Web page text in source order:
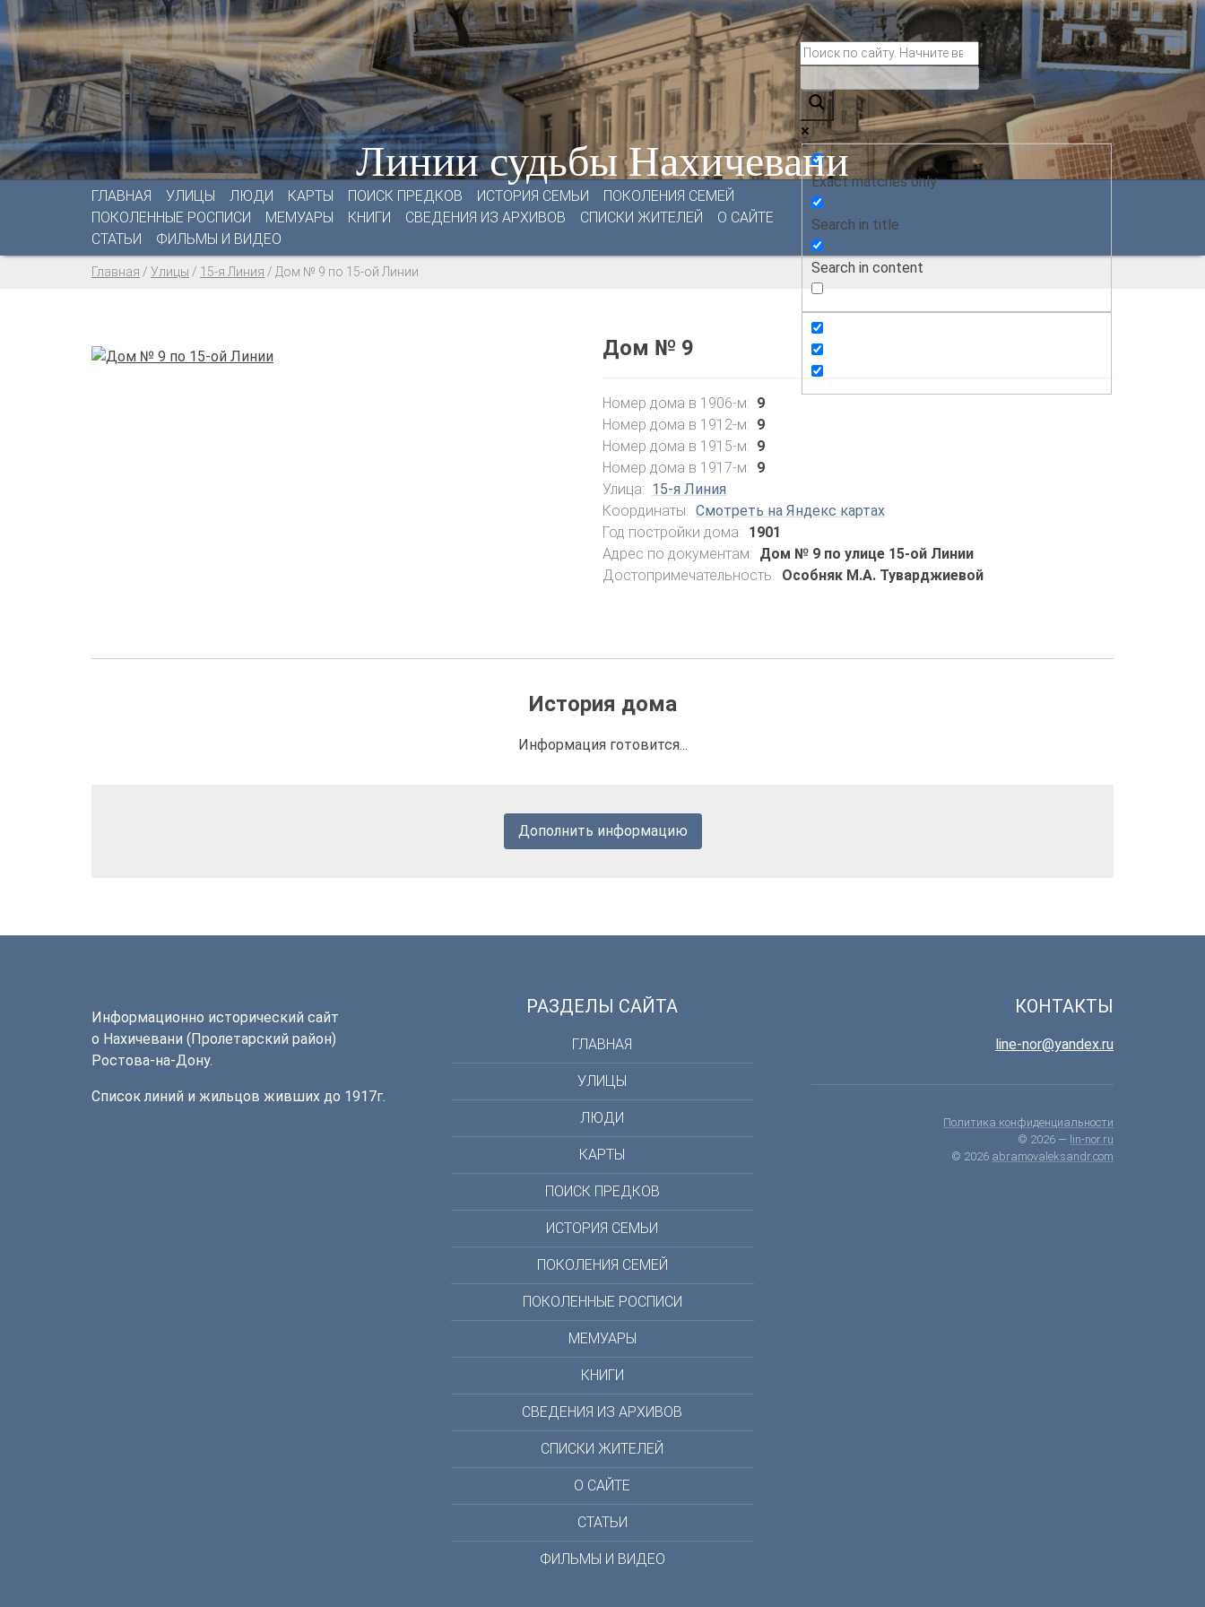
Линии судьбы Нахичевани
ГЛАВНАЯ УЛИЦЫ ЛЮДИ КАРТЫ ПОИСК ПРЕДКОВ ИСТОРИЯ СЕМЬИ
ПОКОЛЕНИЯ СЕМЕЙ
ПОКОЛЕННЫЕ РОСПИСИ
МЕМУАРЫ КНИГИ СВЕДЕНИЯ ИЗ АРХИВОВ СПИСКИ ЖИТЕЛЕЙ
О САЙТЕ
СТАТЬИ
ФИЛЬМЫ И ВИДЕО
Exact matches only
Search in title
Search in content
Главная / Улицы / 15-я Линия / Дом № 9 по 15-ой Линии
Дом № 9
Номер дома в 1906-м: 9
Номер дома в 1912-м: 9
Номер дома в 1915-м: 9
Номер дома в 1917-м: 9
Улица: 15-я Линия
Координаты: Смотреть на Яндекс картах
Год постройки дома: 1901
Адрес по документам: Дом № 9 по улице 15-ой Линии
Достопримечательность: Особняк М.А. Туварджиевой
История дома
Информация готовится...
Дополнить информацию
Информационно исторический сайт
о Нахичевани (Пролетарский район)
Ростова-на-Дону.
Список линий и жильцов живших до 1917г.
РАЗДЕЛЫ САЙТА
ГЛАВНАЯ
УЛИЦЫ
ЛЮДИ
КАРТЫ
ПОИСК ПРЕДКОВ
ИСТОРИЯ СЕМЬИ
ПОКОЛЕНИЯ СЕМЕЙ
ПОКОЛЕННЫЕ РОСПИСИ
МЕМУАРЫ
КНИГИ
СВЕДЕНИЯ ИЗ АРХИВОВ
СПИСКИ ЖИТЕЛЕЙ
О САЙТЕ
СТАТЬИ
ФИЛЬМЫ И ВИДЕО
КОНТАКТЫ
line-nor@yandex.ru
Политика конфиденциальности
© 2026 — lin-nor.ru
© 2026 abramovaleksandr.com